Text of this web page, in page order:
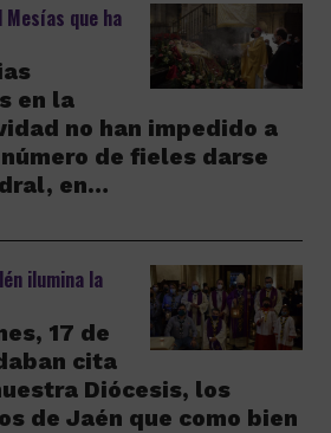
que ha
en la
no han impedido a
de fieles darse
en…
ilumina la
17 de
cita
Diócesis, los
de Jaén que como bien